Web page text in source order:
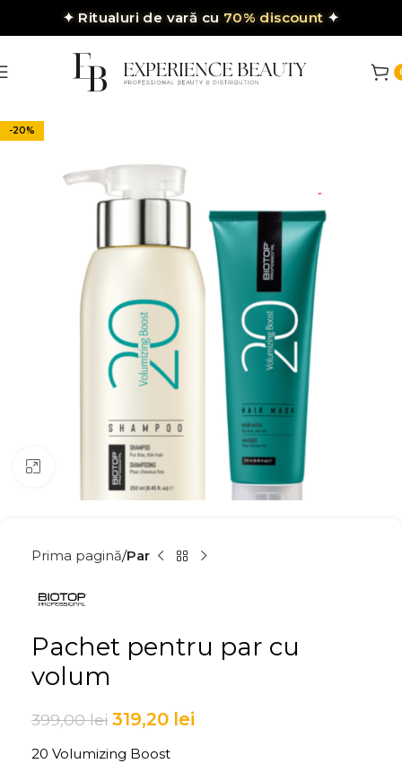
✦ Ritualuri de vară cu 70% discount ✦
-20%
Click to enlarge
Prima pagină Par
Pachet pentru par cu
volum
399,00lei 319,20 lei
20 Volumizing Boost